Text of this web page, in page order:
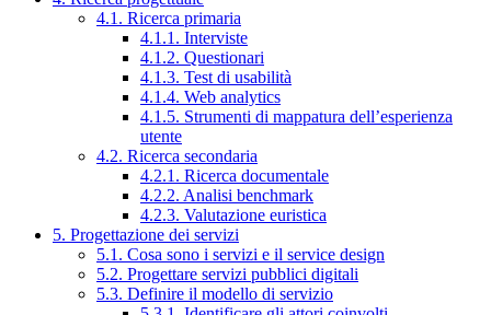
4.1. Ricerca primaria
4.1.1. Interviste
4.1.2. Questionari
4.1.3. Test di usabilità
4.1.4. Web analytics
4.1.5. Strumenti di mappatura dell’esperienza
utente
4.2. Ricerca secondaria
4.2.1. Ricerca documentale
4.2.2. Analisi benchmark
4.2.3. Valutazione euristica
5. Progettazione dei servizi
5.1. Cosa sono i servizi e il service design
5.2. Progettare servizi pubblici digitali
5.3. Definire il modello di servizio